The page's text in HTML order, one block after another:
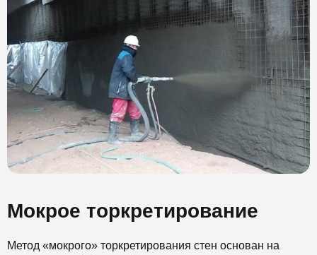
Мокрое торкретирование
Метод «мокрого» торкретирования стен основан на